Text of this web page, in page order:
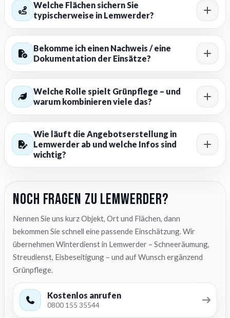
Welche Flächen sichern Sie
typischerweise in Lemwerder?
Bekomme ich einen Nachweis / eine
Dokumentation der Einsätze?
Welche Rolle spielt Grünpflege – und
warum kombinieren viele das?
Wie läuft die Angebotserstellung in
Lemwerder ab und welche Infos sind
wichtig?
Noch Fragen zu Lemwerder?
Nennen Sie uns kurz Objekt, Ort und Flächen, dann
bekommen Sie schnell eine passende Einschätzung. Wir
übernehmen Winterdienst in Lemwerder – Schneeräumung,
Streudienst, Eisbeseitigung – und auf Wunsch ergänzend
Grünpflege.
Kostenlos anrufen
0800 155 35544